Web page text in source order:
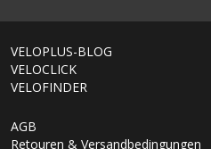
VELOPLUS-BLOG
VELOCLICK
VELOFINDER
AGB
Retouren & Versandbedingungen